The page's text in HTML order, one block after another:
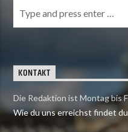
KONTAKT
Die Redaktion ist Montag bis
Wie du uns erreichst findet